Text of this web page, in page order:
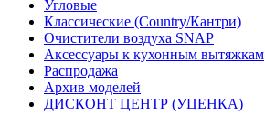
Угловые
Классические (Country/Кантри)
Очистители воздуха SNAP
Аксессуары к кухонным вытяжкам
Распродажа
Архив моделей
ДИСКОНТ ЦЕНТР (УЦЕНКА)